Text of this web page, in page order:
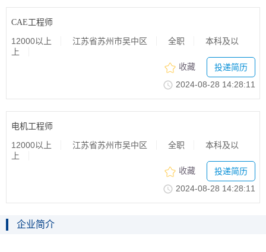
CAE工程师
12000以上 江苏省苏州市吴中区 全职
本科及以
上
收藏
投递简历
2024-08-2814:28:11
电机工程师
12000以上 江苏省苏州市吴中区 全职
本科及以
上
收藏
投递简历
2024-08-2814:28:11
企业简介